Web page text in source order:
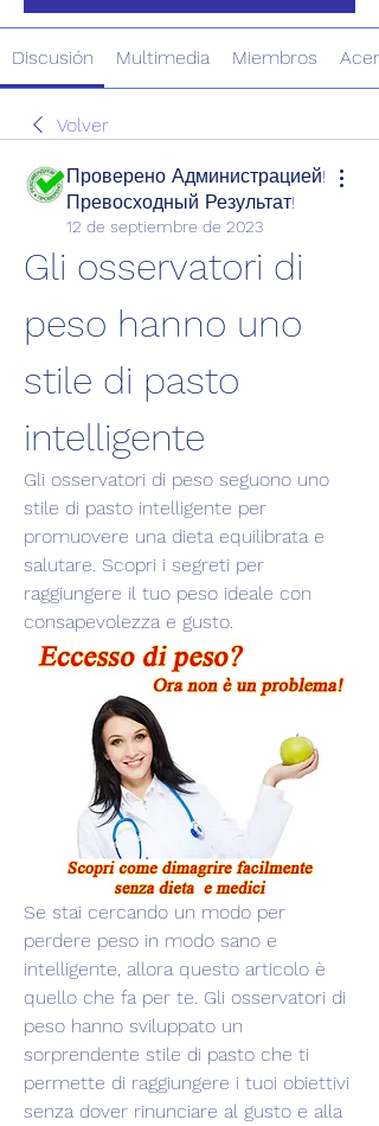
Discusión Multimedia Miembros
Volver
Проверено Администрацией!
Превосходный Результат!
12 de septiembre de 2023
Gli osservatori di
peso hanno uno
stile di pasto
intelligente
Gli osservatori di peso seguono uno
stile di pasto intelligente per
promuovere una dieta equilibrata e
salutare. Scopri i segreti per
raggiungere il tuo peso ideale con
consapevolezza e gusto.
Se stai cercando un modo per
perdere peso in modo sano e
intelligente, allora questo articolo è
quello che fa per te. Gli osservatori di
peso hanno sviluppato un
sorprendente stile di pasto che ti
permette di raggiungere i tuoi obiettivi
senza dover rinunciare al gusto e alla